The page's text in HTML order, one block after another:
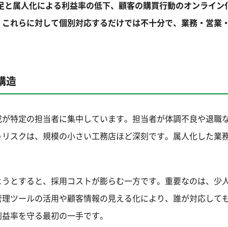
属人化による利益率の低下、顧客の購買行動のオンライン
れらに対して個別対応するだけでは不十分で、業務・営業
造
特定の担当者に集中しています。担当者が体調不良や退職
スクは、規模の小さい工務店ほど深刻です。属人化した業
とすると、採用コストが膨らむ一方です。重要なのは、少
ツールの活用や顧客情報の見える化により、誰が対応して
率を守る最初の一手です。